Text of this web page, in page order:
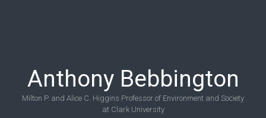
Anthony Bebbington
Milton P. and Alice C. Higgins Professor of Environment and Society
at Clark University